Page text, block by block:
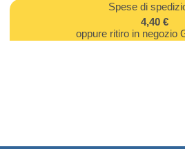
Spese di
4,40 €
oppure ritiro in negozio